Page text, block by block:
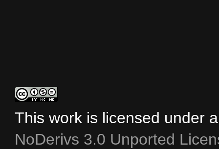
This work is licensed under
NoDerivs 3.0 Unported